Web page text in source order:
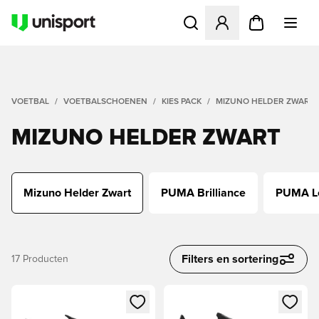
Opent een venster om in
VOETBAL VOETBALSCHOENEN KIES PACK MIZUNO HELDER ZWART
MIZUNO HELDER ZWART
Mizuno Helder Zwart PUMA Brilliance PUMA
17 Producten Filters en sortering
Opent een venster om in te loggen of je aan te melden als
Opent een venster om in te